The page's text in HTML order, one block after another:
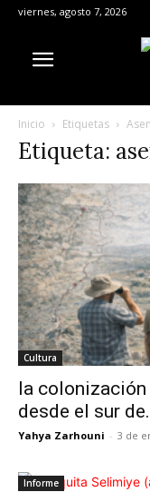
viernes, agosto 7, 2026
Inicio Etiquetas
Etiqueta:
Cultura
la
desde el sur
Yahya Zarhouni - 3 de
Informe